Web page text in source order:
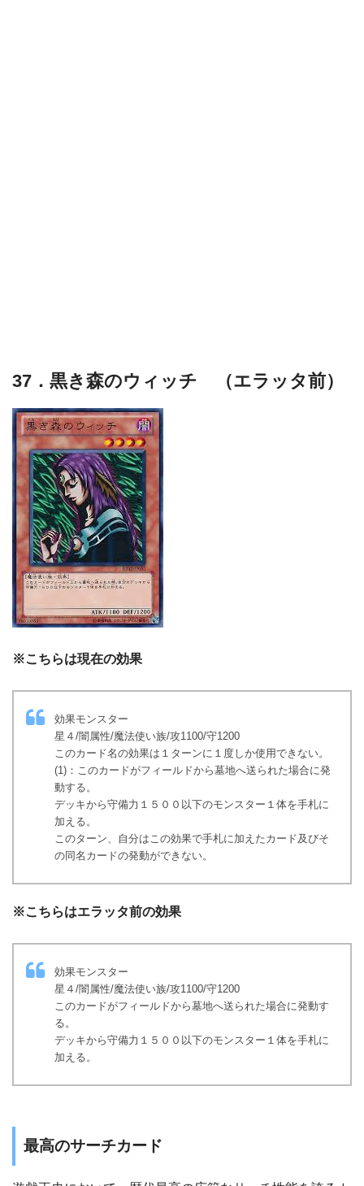
37．黒き森のウィッチ （エラッタ前）
※こちらは現在の効果
効果モンスター
星４/闇属性/魔法使い族/攻1100/守1200
このカード名の効果は１ターンに１度しか使用できない。
(1)：このカードがフィールドから墓地へ送られた場合に発
動する。
デッキから守備力１５００以下のモンスター１体を手札に
加える。
このターン、自分はこの効果で手札に加えたカード及びそ
の同名カードの発動ができない。
※こちらはエラッタ前の効果
効果モンスター
星４/闇属性/魔法使い族/攻1100/守1200
このカードがフィールドから墓地へ送られた場合に発動す
る。
デッキから守備力１５００以下のモンスター１体を手札に
加える。
最高のサーチカード